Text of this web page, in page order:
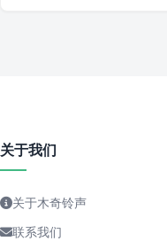
关于我们
关于木奇铃声
联系我们